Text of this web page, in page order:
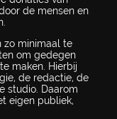
de mensen en
zo minimaal te
om gedegen
maken. Hierbij
de redactie, de
studio. Daarom
eigen publiek,